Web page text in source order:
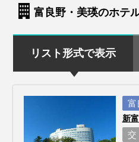
富良野・美瑛のホテ
リスト形式で表示
富
新